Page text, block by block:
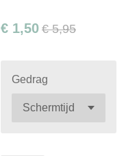
€ 1,50 € 5,95
Gedrag